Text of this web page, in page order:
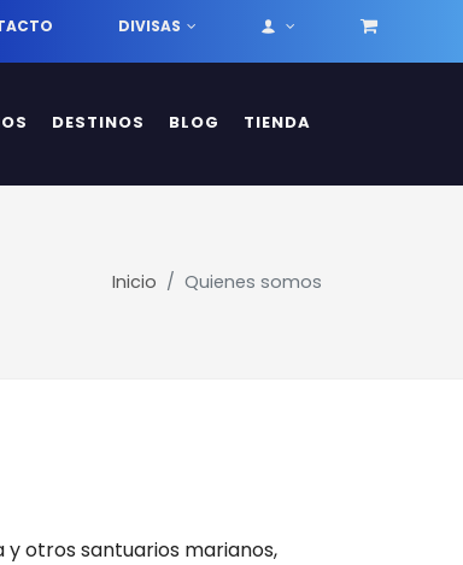
DIVISAS
DESTINOS BLOG TIENDA
Inicio Quienes somos
y otros santuarios marianos,